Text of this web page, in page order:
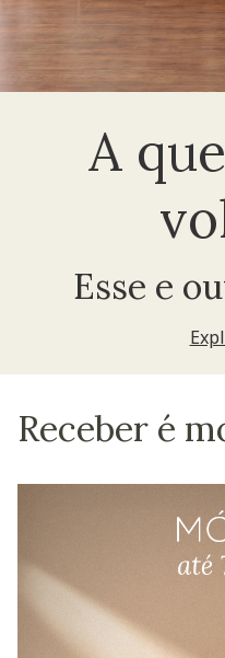
A
Esse e
Receber é